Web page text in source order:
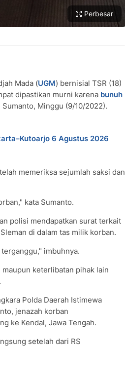
Perbesar
Mada (UGM) bernisial TSR (18)
dipastikan murni karena bunuh
Minggu (9/10/2022).
6 Agustus 2026
memeriksa sejumlah saksi dan
kata Sumanto.
polisi mendapatkan surat terkait
di dalam tas milik korban.
imbuhnya.
keterlibatan pihak lain
Polda Daerah Istimewa
jenazah korban
ke Kendal, Jawa Tengah.
setelah dari RS